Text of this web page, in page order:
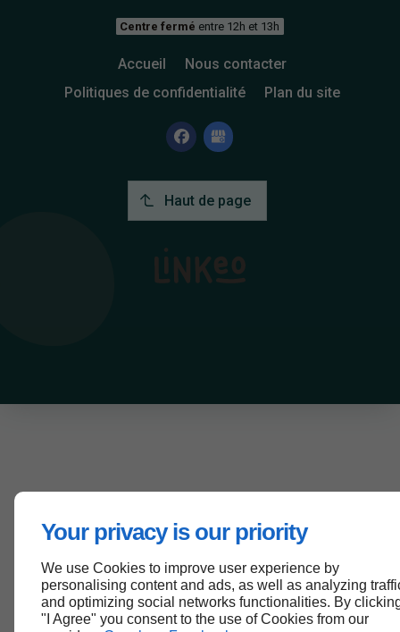
Your privacy is our priority
We use Cookies to improve user experience by
personalising content and ads, as well as analyzing
and optimizing social networks functionalities. By
"I Agree" you consent to the use of Cookies from our
Centre fermé entre 12h et 13h
Accueil
Nous contacter
Politiques de confidentialité
Plan du site
Haut de page